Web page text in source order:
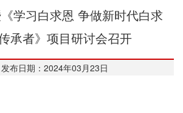
学习白求恩 争做新时代白求
承者》项目研讨会召开
发布日期：2024年03月23日